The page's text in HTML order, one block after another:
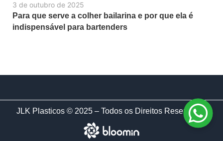
3 de outubro de 2025
Para que serve a colher bailarina e por que ela é
indispensável para bartenders
JLK Plasticos © 2025 – Todos os Direitos Reservados